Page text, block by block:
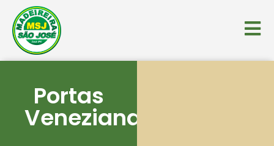
Portas
Venezianas